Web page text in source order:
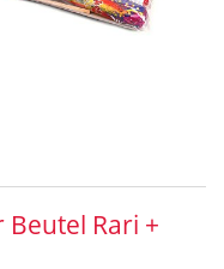
Rari +